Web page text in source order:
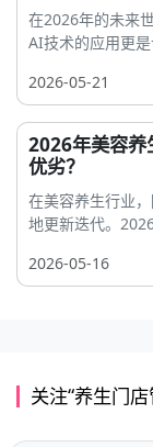
在2026年的未来
AI技术的应用更
2026-05-21
2026年美容养
优劣？
在美容养生行业
地更新迭代。
2026-05-16
关注“养生门